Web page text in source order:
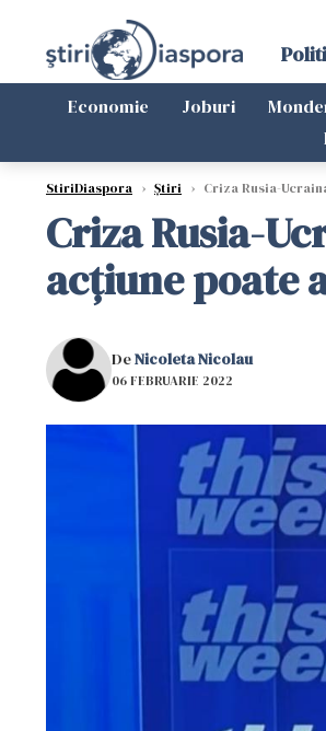
Economie Joburi
StiriDiaspora › Știri › Criza Rusia-
Criza Rusia-
acţiune poate
DeNicoleta Nicolau
06 FEBRUARIE 2022